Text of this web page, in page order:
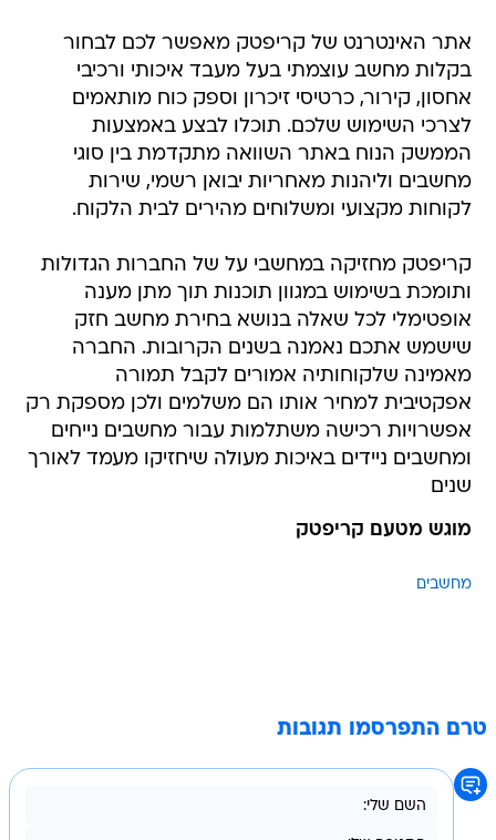
אתר האינטרנט של קריפטק מאפשר לכם לבחור
בקלות מחשב עוצמתי בעל מעבד איכותי ורכיבי
אחסון, קירור, כרטיסי זיכרון וספק כוח מותאמים
לצרכי השימוש שלכם. תוכלו לבצע באמצעות
הממשק הנוח באתר השוואה מתקדמת בין סוגי
מחשבים וליהנות מאחריות יבואן רשמי, שירות
לקוחות מקצועי ומשלוחים מהירים לבית הלקוח.
קריפטק מחזיקה במחשבי על של החברות הגדולות
ותומכת בשימוש במגוון תוכנות תוך מתן מענה
אופטימלי לכל שאלה בנושא בחירת מחשב חזק
שישמש אתכם נאמנה בשנים הקרובות. החברה
מאמינה שלקוחותיה אמורים לקבל תמורה
אפקטיבית למחיר אותו הם משלמים ולכן מספקת רק
אפשרויות רכישה משתלמות עבור מחשבים נייחים
ומחשבים ניידים באיכות מעולה שיחזיקו מעמד לאורך
שנים
מוגש מטעם קריפטק
מחשבים
טרם התפרסמו תגובות